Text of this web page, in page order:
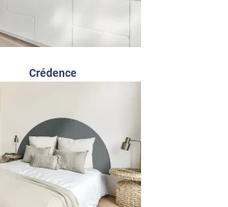
Crédence